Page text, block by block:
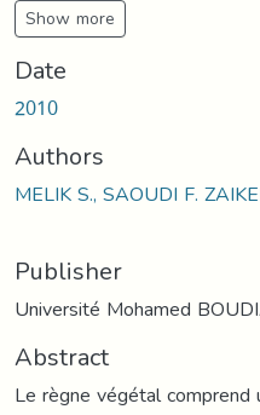
Show more
Date
2010
Authors
MELIK S., SAOUDI F.
Publisher
Université Mohamed
Abstract
Le règne végétal